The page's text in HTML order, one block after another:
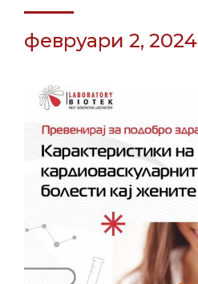
февруари 2, 2024